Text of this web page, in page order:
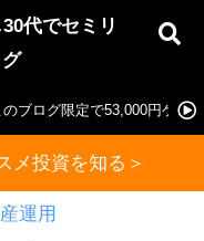
代でセミリ
のブログ限定で53,000円ゲッ
メ投資を知る＞
運用